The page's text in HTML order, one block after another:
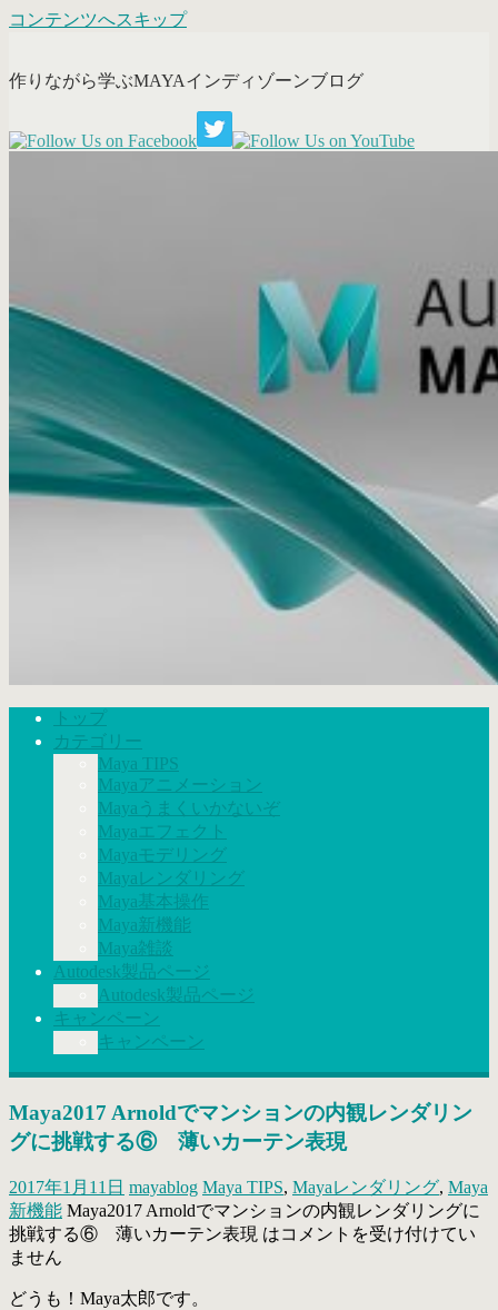
コンテンツへスキップ
作りながら学ぶMAYAインディゾーンブログ
トップ
カテゴリー
Maya TIPS
Mayaアニメーション
Mayaうまくいかないぞ
Mayaエフェクト
Mayaモデリング
Mayaレンダリング
Maya基本操作
Maya新機能
Maya雑談
Autodesk製品ページ
Autodesk製品ページ
キャンペーン
キャンペーン
Maya2017 Arnoldでマンションの内観レンダリン
グに挑戦する⑥ 薄いカーテン表現
2017年1月11日 mayablog Maya TIPS, Mayaレンダリング, Maya
新機能 Maya2017 Arnoldでマンションの内観レンダリングに
挑戦する⑥ 薄いカーテン表現 はコメントを受け付けてい
ません
どうも！Maya太郎です。